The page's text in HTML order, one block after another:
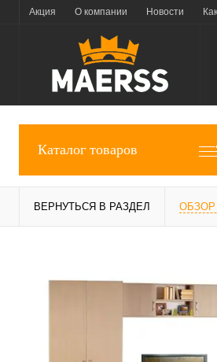
Акция О компании Новости
Каталог товаров
ВЕРНУТЬСЯ В РАЗДЕЛ ОБЗОР